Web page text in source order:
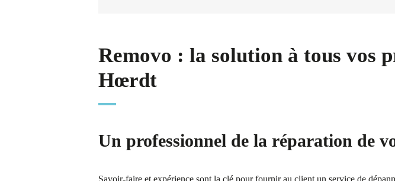
Removo : la solution à tous vos
Hœrdt
Un professionnel de la réparation de